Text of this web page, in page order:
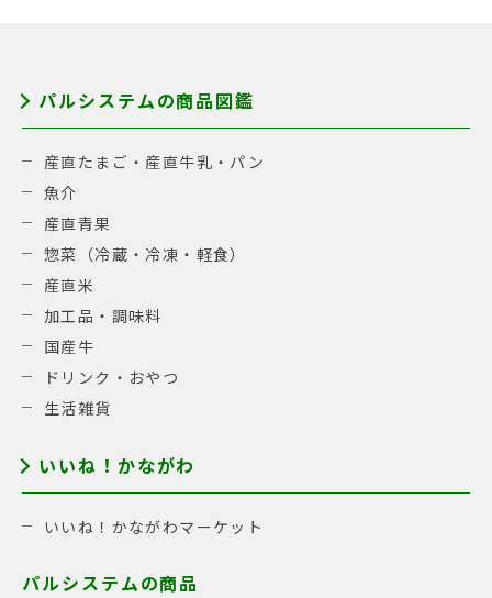
パルシステムの商品図鑑
産直たまご・産直牛乳・パン
魚介
産直青果
惣菜（冷蔵・冷凍・軽食）
産直米
加工品・調味料
国産牛
ドリンク・おやつ
生活雑貨
いいね！かながわ
いいね！かながわマーケット
パルシステムの商品